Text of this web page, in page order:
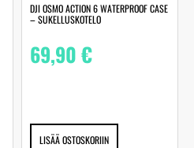
DJI OSMO ACTION 6 WATERPROOF CASE
– SUKELLUSKOTELO
69,90€
LISÄÄ OSTOSKORIIN